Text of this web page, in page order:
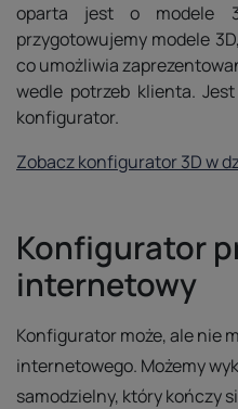
oparta jest o modele
przygotowujemy modele
co umożliwia
wedle potrzeb klienta.
konfigurator.
Zobacz konfigurator 3D w
Konfigurator
internetowy
Konfigurator może, ale nie
internetowego. Możemy
samodzielny, który kończy